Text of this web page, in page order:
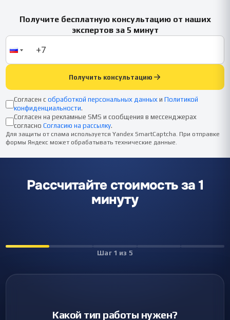
Получите бесплатную консультацию от наших
экспертов за 5 минут
Получить консультацию
Согласен с обработкой персональных данных и Политикой
конфиденциальности.
Согласен на рекламные SMS и сообщения в мессенджерах
согласно Согласию на рассылку.
Для защиты от спама используется Yandex SmartCaptcha. При отправке
формы Яндекс может обрабатывать технические данные.
Рассчитайте стоимость за 1
минуту
Шаг 1 из 5
Какой тип работы нужен?